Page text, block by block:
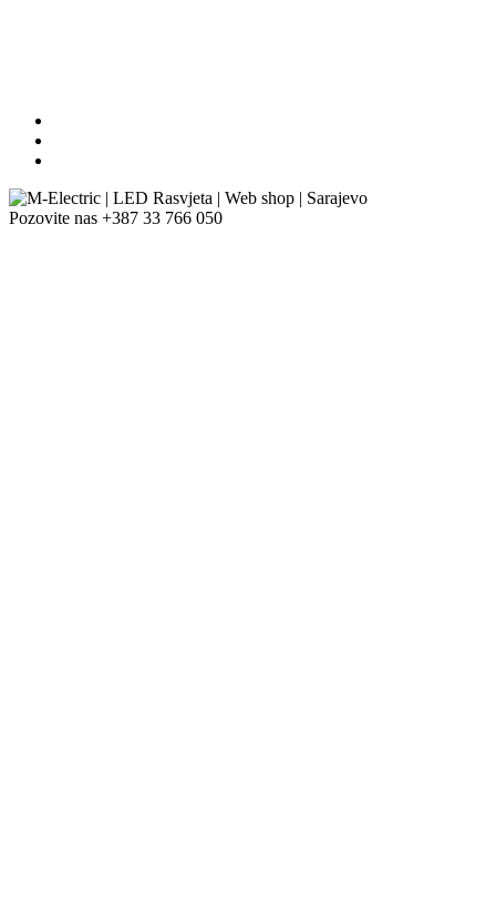
Pozovite nas +387 33 766 050